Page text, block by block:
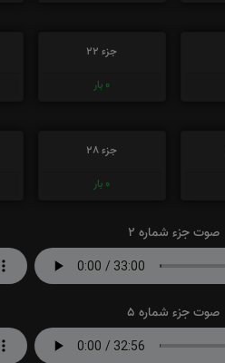
جزء 22
0 بار
جزء 28
0 بار
صوت جزء شماره 2
صوت جزء شماره 5